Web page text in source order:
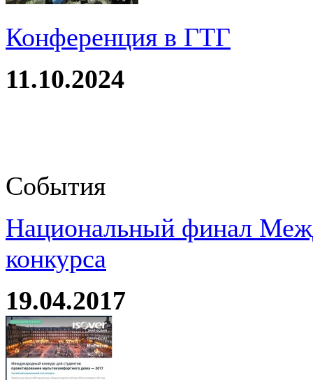
Конференция в ГТГ
11.10.2024
События
Национальный финал
конкурса
19.04.2017